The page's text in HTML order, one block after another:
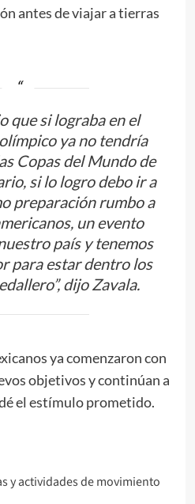
antes de viajar a tierras
que si lograba en el
ya no tendría
Copas del Mundo de
si lo logro debo ir a
preparación rumbo a
un evento
país y tenemos
para estar dentro los
dijo Zavala.
ya comenzaron con
objetivos y continúan a
el estímulo prometido.
y actividades de movimiento